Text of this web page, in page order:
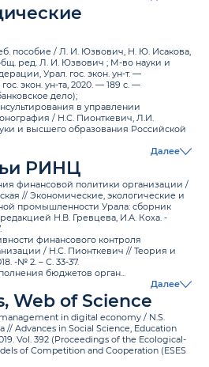
пособие / Л. И. Юзвович, Н. Ю. Исакова,
ред. Л. И. Юзвович ; М-во науки и
Урал. гос. экон. ун-т. —
экон. ун-та, 2020. — 189 с. —
дело);
в управлении
/ Н.С. Пионткевич, Л.И.
и высшего образования Российской
Далее
РИНЦ
финансовой политики организации /
// Экономические, экологические и
промышленности Урала: сборник
Н.В. Гревцева, И.А. Коха. -
финансового контроля
/ Н.С. Пионткевич // Теория и
-№ 2. – С. 33-37.
бюджетов орган...
Далее
Web of Science
in digital economy / N.S.
// Advances in Social Science, Education
Vol. 392 (Proceedings of the Ecological-
of Competition and Cooperation (ESES